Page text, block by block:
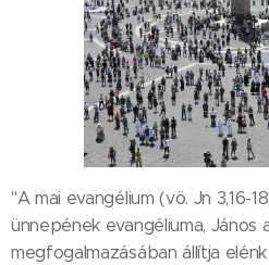
"A mai evangélium (vö. Jn 3,16-
ünnepének evangéliuma,
megfogalmazásában állítja